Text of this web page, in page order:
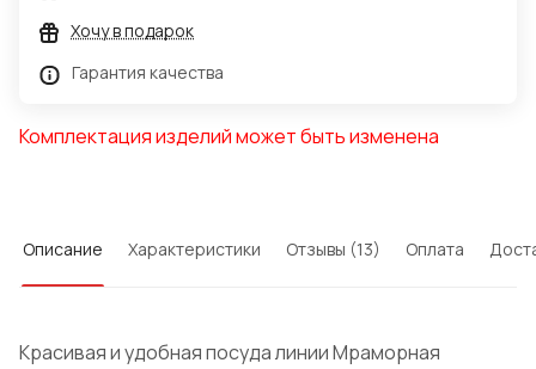
Хочу в подарок
Гарантия качества
Комплектация изделий может быть изменена
Описание Характеристики Отзывы (13) Оплата
Красивая и удобная посуда линии Мраморная